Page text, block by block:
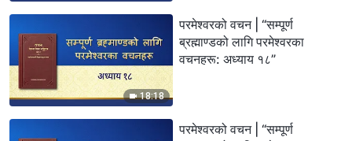
18:18
परमेश्‍वरको वचन | “सम्पूर्ण
ब्रह्माण्डको लागि परमेश्‍वरका
वचनहरू: अध्याय १८”
परमेश्‍वरको वचन | “सम्पूर्ण